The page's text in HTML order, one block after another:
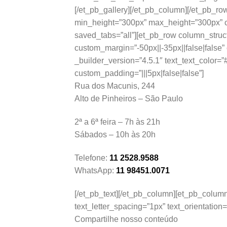
[/et_pb_gallery][/et_pb_column][/
min_height=”300px”
saved_tabs=”all”][et_pb_row
custom_margin=”-50px||-
_builder_version=”4.5.1″
custom_padding=”|||5px|false|false”]
Rua dos Macunis, 244
Alto de Pinheiros – São Paulo
2ª a 6ª feira – 7h às 21h
Sábados – 10h às 20h
Telefone: 11 2528.9588
WhatsApp: 11 98451.0071
[/et_pb_text][/
text_letter_spacing=”1px”
Compartilhe nosso conteúdo